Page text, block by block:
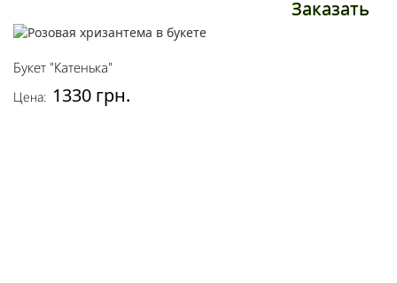
Заказать
Букет "Катенька"
Цена: 1330 грн.